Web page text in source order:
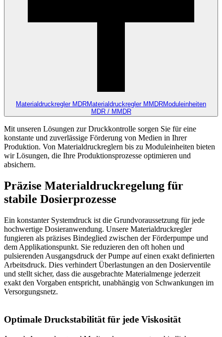
Materialdruckregler MDRMaterialdruckregler MMDRModuleinheiten
MDR / MMDR
Mit unseren Lösungen zur Druckkontrolle sorgen Sie für eine
konstante und zuverlässige Förderung von Medien in Ihrer
Produktion. Von Materialdruckreglern bis zu Moduleinheiten bieten
wir Lösungen, die Ihre Produktionsprozesse optimieren und
absichern.
Präzise Materialdruckregelung für
stabile Dosierprozesse
Ein konstanter Systemdruck ist die Grundvoraussetzung für jede
hochwertige Dosieranwendung. Unsere Materialdruckregler
fungieren als präzises Bindeglied zwischen der Förderpumpe und
dem Applikationspunkt. Sie reduzieren den oft hohen und
pulsierenden Ausgangsdruck der Pumpe auf einen exakt definierten
Arbeitsdruck. Dies verhindert Überlastungen an den Dosierventile
und stellt sicher, dass die ausgebrachte Materialmenge jederzeit
exakt den Vorgaben entspricht, unabhängig von Schwankungen im
Versorgungsnetz.
Optimale Druckstabilität für jede Viskosität